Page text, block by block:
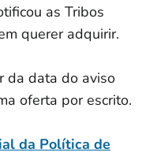
as Tribos
querer adquirir.
da data do aviso
oferta por escrito.
da Política de